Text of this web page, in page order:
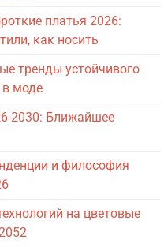
платья 2026:
как носить
тренды устойчивого
в моде
2030: Ближайшее
и философия
на цветовые